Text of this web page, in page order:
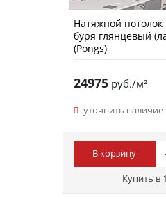
Натяжной
буря глянцевый
(Pongs)
24975руб./м²
уточнить наличие
В корзину
Купить в